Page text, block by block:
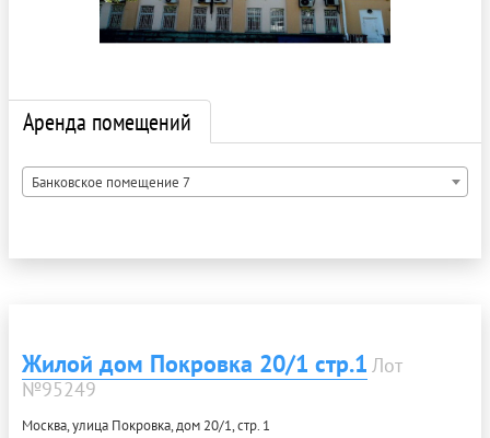
Аренда помещений
Банковское помещение 7
Жилой дом Покровка 20/1 стр.1 Лот
№95249
Москва, улица Покровка, дом 20/1, стр. 1